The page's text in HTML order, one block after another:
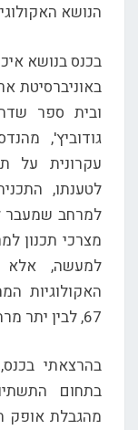
הנושא
בכנס בנושא
באוניברסיטת
ובית ספר
גודוביץ',
לטענתו,
למרחב שמעבר
מצרכי תכנון
למעשה, אלא
האקולוגיות
67, לבין יתר מרחבי הארץ ביהודה ושומרון.
בהרצאתי
בתחום
מהגבלת אופק